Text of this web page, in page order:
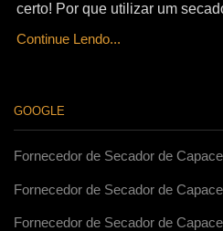
certo! Por que utilizar um
Continue Lendo...
GOOGLE
Fornecedor de Secador de
Fornecedor de Secador de
Fornecedor de Secador de